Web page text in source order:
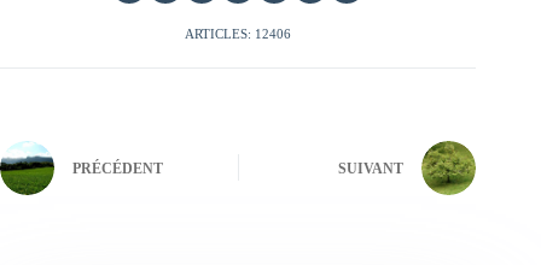
ARTICLES: 12406
PRÉCÉDENT SUIVANT